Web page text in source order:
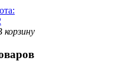
корзину